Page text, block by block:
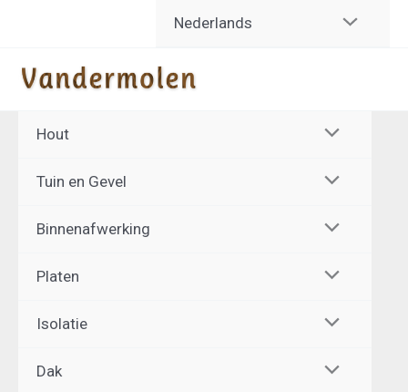
inhoud
Nederlands
Hout
Tuin en Gevel
Binnenafwerking
Platen
Isolatie
Dak